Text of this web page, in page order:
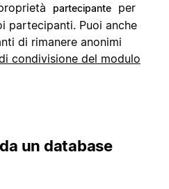
partecipante
per
partecipanti. Puoi anche
di rimanere anonimi
condivisione del modulo
un database